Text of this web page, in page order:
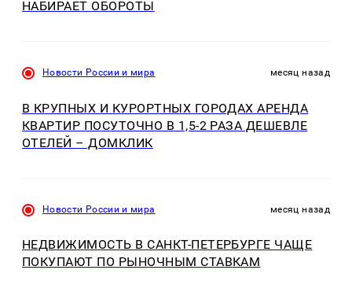
НАБИРАЕТ ОБОРОТЫ
Новости России и мира месяц назад
В КРУПНЫХ И КУРОРТНЫХ ГОРОДАХ АРЕНДА
КВАРТИР ПОСУТОЧНО В 1,5-2 РАЗА ДЕШЕВЛЕ
ОТЕЛЕЙ – ДОМКЛИК
Новости России и мира месяц назад
НЕДВИЖИМОСТЬ В САНКТ-ПЕТЕРБУРГЕ ЧАЩЕ
ПОКУПАЮТ ПО РЫНОЧНЫМ СТАВКАМ